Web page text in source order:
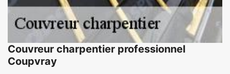
Couvreur charpentier professionnel
Coupvray